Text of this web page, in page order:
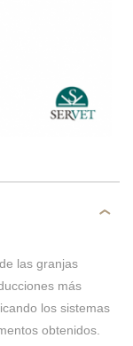
las granjas
más
los sistemas
obtenidos.